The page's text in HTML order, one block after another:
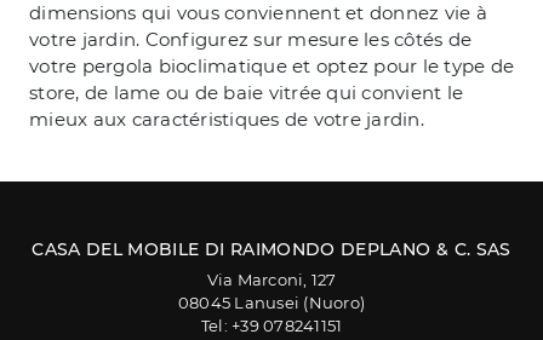
dimensions qui vous conviennent et donnez vie à
votre jardin. Configurez sur mesure les côtés de
votre pergola bioclimatique et optez pour le type de
store, de lame ou de baie vitrée qui convient le
mieux aux caractéristiques de votre jardin.
CASA DEL MOBILE DI RAIMONDO DEPLANO & C. SAS
Via Marconi, 127
08045 Lanusei (Nuoro)
Tel: +39 078241151